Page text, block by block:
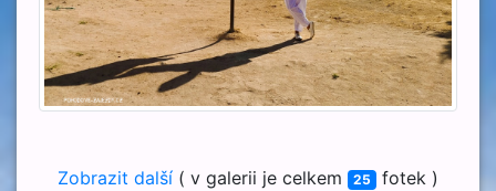
Zobrazit další ( v galerii je celkem 25 fotek )